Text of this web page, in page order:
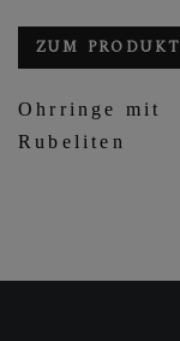
ZUM PRODUKT
Ohrringe mit
Rubeliten